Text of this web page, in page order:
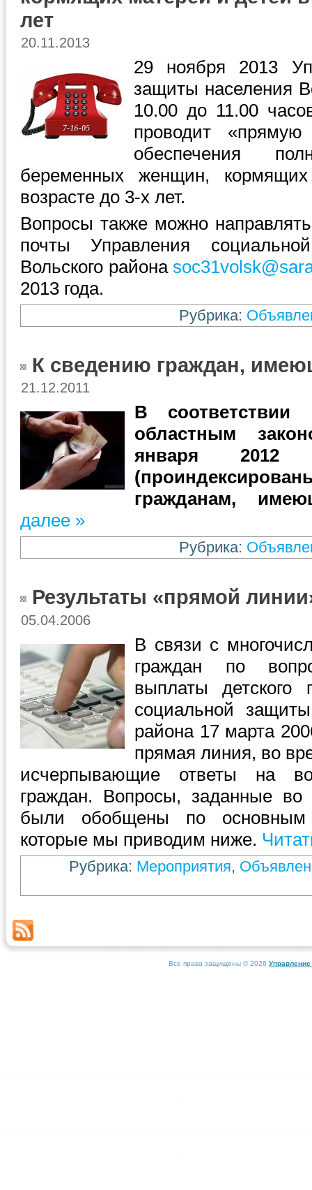
лет
20.11.2013
29 ноября 2013
защиты населения
10.00 до 11.00
проводит
обеспечения
беременных женщин,
возрасте до 3-х лет.
Вопросы также можно
почты Управления
Вольского района
2013 года.
Рубрика:
К сведению граждан,
21.12.2011
В
областным
января 2012
гражданам,
далее »
Рубрика:
Результаты «прямой
05.04.2006
В связи с
граждан по
выплаты детского
социальной
района 17 марта
прямая линия, во
исчерпывающие ответы на
граждан. Вопросы, заданные
были обобщены по основным
которые мы приводим ниже.
Рубрика: Мероприятия,
Все права защищены © 2026